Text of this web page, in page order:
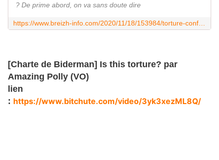
? De prime abord, on va sans doute dire
[Charte de Biderman] Is this torture? par
Amazing Polly (VO)
lien
: https://www.bitchute.com/video/3yk3xezML8Q/